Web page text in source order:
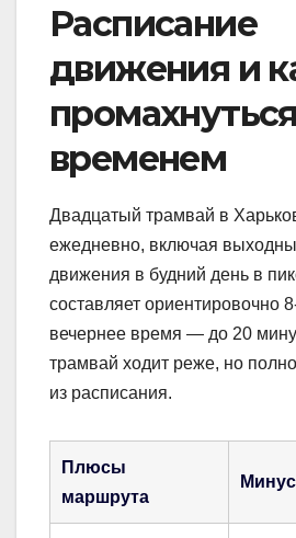
Расписание
движения и
временем
Двадцатый трамвай в
ежедневно, включая
движения в будний день в
составляет ориентировочно
вечернее время — до 20
трамвай ходит реже, но
из расписания.
Плюсы
маршрута